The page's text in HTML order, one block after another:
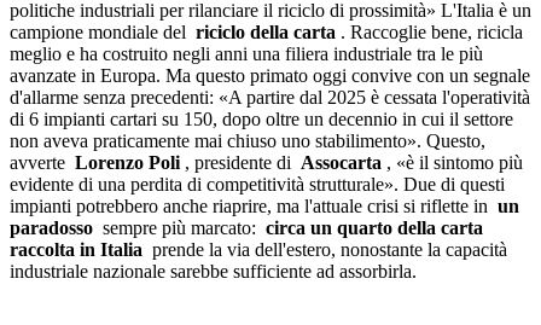
politiche industriali per rilanciare il riciclo di prossimità» L'Italia è un
campione mondiale del riciclo della carta . Raccoglie bene, ricicla
meglio e ha costruito negli anni una filiera industriale tra le più
avanzate in Europa. Ma questo primato oggi convive con un segnale
d'allarme senza precedenti: «A partire dal 2025 è cessata l'operatività
di 6 impianti cartari su 150, dopo oltre un decennio in cui il settore
non aveva praticamente mai chiuso uno stabilimento». Questo,
avverte Lorenzo Poli , presidente di Assocarta , «è il sintomo più
evidente di una perdita di competitività strutturale». Due di questi
impianti potrebbero anche riaprire, ma l'attuale crisi si riflette in un
paradosso sempre più marcato: circa un quarto della carta
raccolta in Italia prende la via dell'estero, nonostante la capacità
industriale nazionale sarebbe sufficiente ad assorbirla.